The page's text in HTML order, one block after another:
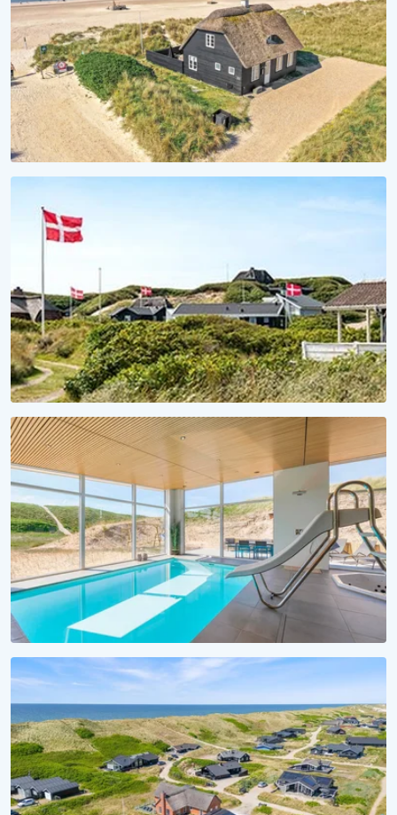
Vågn op til lyden af bølger
Se vores sommerhuse ved vandet
FERIESÆSON 2027
Et hav af forventningsglæde
Lej sommerhus til 2027 nu!
VANDSJOV FOR ALLE
Badeferie ved Vesterhavet
Alle sommerhuse med pool her!